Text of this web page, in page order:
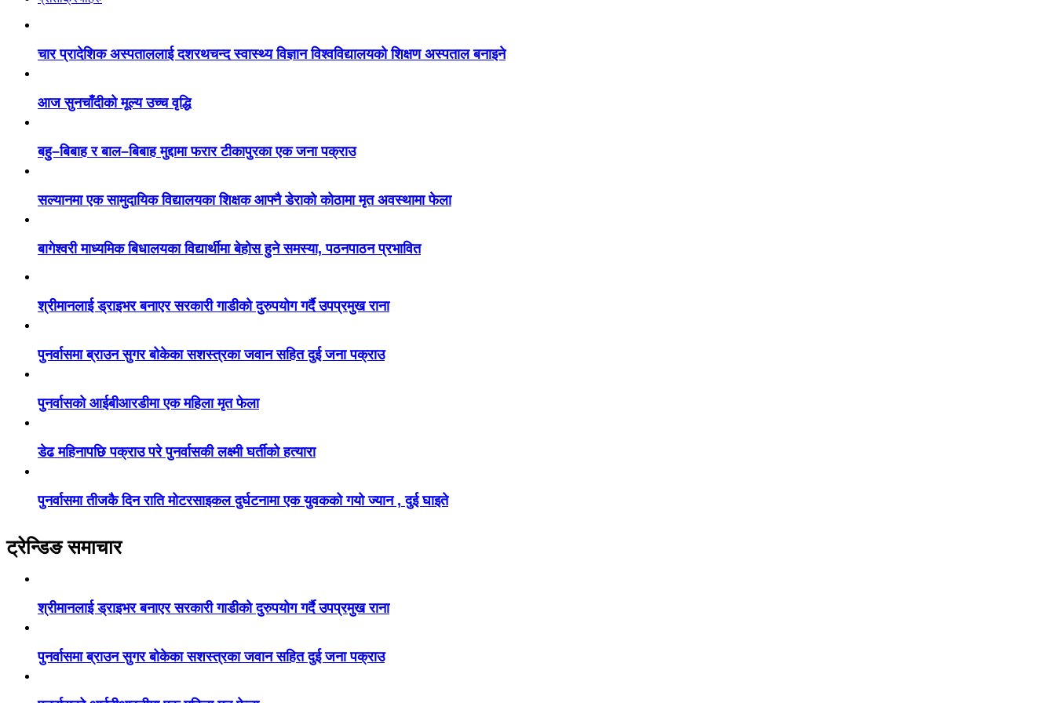
चार प्रादेशिक अस्पताललाई दशरथचन्द स्वास्थ्य विज्ञान विश्वविद्यालयको शिक्षण अस्पताल बनाइने
आज सुनचाँदीको मूल्य उच्च वृद्धि
बहु–बिबाह र बाल–बिबाह मुद्दामा फरार टीकापुरका एक जना पक्राउ
सल्यानमा एक सामुदायिक विद्यालयका शिक्षक आफ्नै डेराको कोठामा मृत अवस्थामा फेला
बागेश्वरी माध्यमिक बिधालयका विद्यार्थीमा बेहोस हुने समस्या, पठनपाठन प्रभावित
श्रीमानलाई ड्राइभर बनाएर सरकारी गाडीको दुरुपयोग गर्दै उपप्रमुख राना
पुनर्वासमा ब्राउन सुगर बोकेका सशस्त्रका जवान सहित दुई जना पक्राउ
पुनर्वासको आईबीआरडीमा एक महिला मृत फेला
डेढ महिनापछि पक्राउ परे पुनर्वासकी लक्ष्मी घर्तीको हत्यारा
पुनर्वासमा तीजकै दिन राति मोटरसाइकल दुर्घटनामा एक युवकको गयो ज्यान , दुई घाइते
ट्रेन्डिङ समाचार
श्रीमानलाई ड्राइभर बनाएर सरकारी गाडीको दुरुपयोग गर्दै उपप्रमुख राना
पुनर्वासमा ब्राउन सुगर बोकेका सशस्त्रका जवान सहित दुई जना पक्राउ